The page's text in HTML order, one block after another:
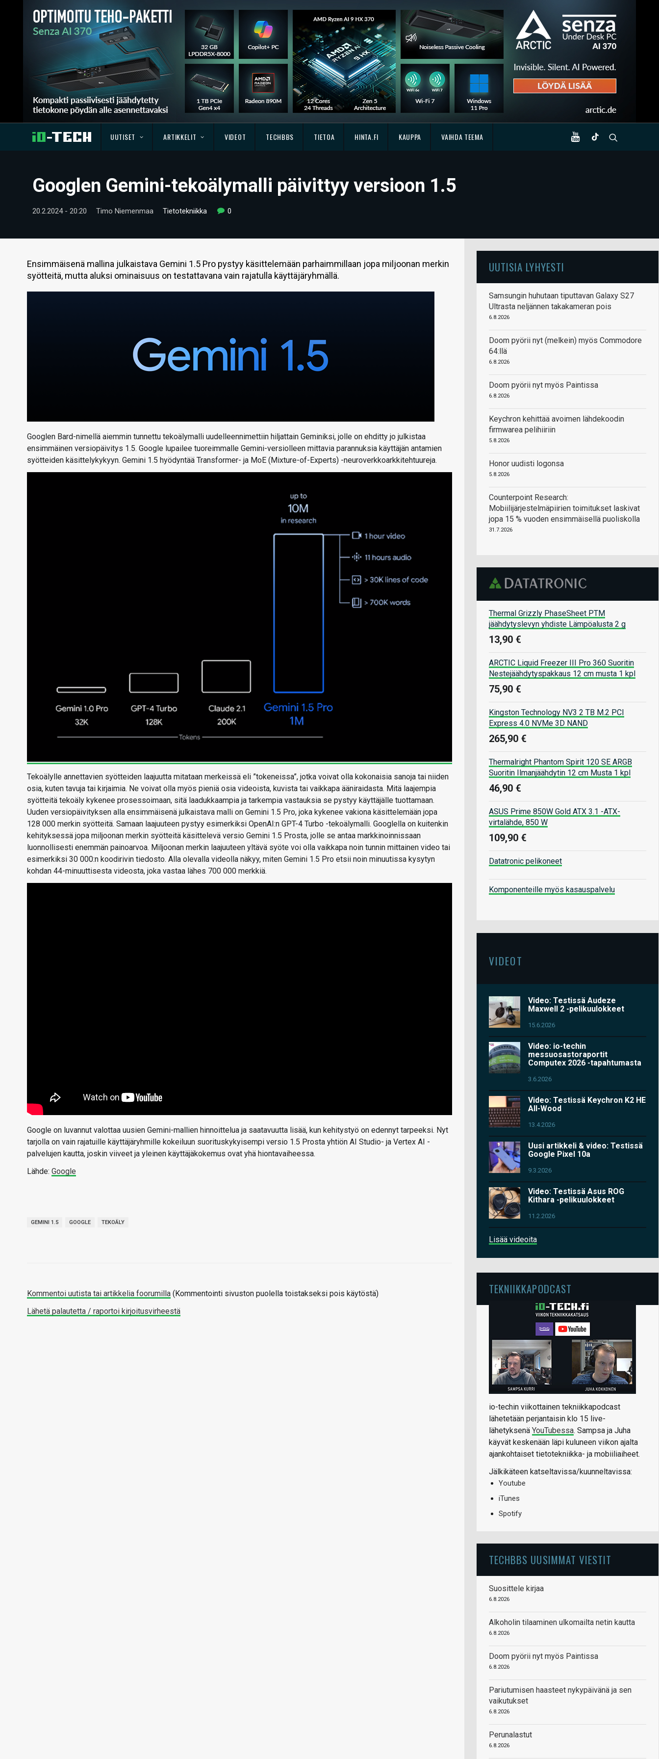
UUTISET ARTIKKELIT VIDEOT TECHBBS TIETOA HINTA.FI KAUPPA VAIHDA TEEMA
Googlen Gemini-tekoälymalli päivittyy versioon 1.5
20.2.2024 - 20:20 Timo Niemenmaa Tietotekniikka 0
Ensimmäisenä mallina julkaistava Gemini 1.5 Pro pystyy käsittelemään parhaimmillaan jopa miljoonan merkin
syötteitä, mutta aluksi ominaisuus on testattavana vain rajatulla käyttäjäryhmällä.
Googlen Bard-nimellä aiemmin tunnettu tekoälymalli uudelleennimettiin hiljattain Geminiksi, jolle on ehditty jo julkistaa
ensimmäinen versiopäivitys 1.5. Google lupailee tuoreimmalle Gemini-versiolleen mittavia parannuksia käyttäjän antamien
syötteiden käsittelykykyyn. Gemini 1.5 hyödyntää Transformer- ja MoE (Mixture-of-Experts) -neuroverkkoarkkitehtuureja.
Tekoälylle annettavien syötteiden laajuutta mitataan merkeissä eli ”tokeneissa”, jotka voivat olla kokonaisia sanoja tai niiden
osia, kuten tavuja tai kirjaimia. Ne voivat olla myös pieniä osia videoista, kuvista tai vaikkapa ääniraidasta. Mitä laajempia
syötteitä tekoäly kykenee prosessoimaan, sitä laadukkaampia ja tarkempia vastauksia se pystyy käyttäjälle tuottamaan.
Uuden versiopäivityksen alla ensimmäisenä julkaistava malli on Gemini 1.5 Pro, joka kykenee vakiona käsittelemään jopa
128 000 merkin syötteitä. Samaan laajuuteen pystyy esimerkiksi OpenAI:n GPT-4 Turbo -tekoälymalli. Googlella on kuitenkin
kehityksessä jopa miljoonan merkin syötteitä käsittelevä versio Gemini 1.5 Prosta, jolle se antaa markkinoinnissaan
luonnollisesti enemmän painoarvoa. Miljoonan merkin laajuuteen yltävä syöte voi olla vaikkapa noin tunnin mittainen video tai
esimerkiksi 30 000:n koodirivin tiedosto. Alla olevalla videolla näkyy, miten Gemini 1.5 Pro etsii noin minuutissa kysytyn
kohdan 44-minuuttisesta videosta, joka vastaa lähes 700 000 merkkiä.
Google on luvannut valottaa uusien Gemini-mallien hinnoittelua ja saatavuutta lisää, kun kehitystyö on edennyt tarpeeksi. Nyt
tarjolla on vain rajatuille käyttäjäryhmille kokeiluun suorituskykyisempi versio 1.5 Prosta yhtiön AI Studio- ja Vertex AI -
palvelujen kautta, joskin viiveet ja yleinen käyttäjäkokemus ovat yhä hiontavaiheessa.
Lähde: Google
GEMINI 1.5 GOOGLE TEKOÄLY
Kommentoi uutista tai artikkelia foorumilla (Kommentointi sivuston puolella toistakseksi pois käytöstä)
Lähetä palautetta / raportoi kirjoitusvirheestä
UUTISIA LYHYESTI
Samsungin huhutaan tiputtavan Galaxy S27
Ultrasta neljännen takakameran pois
6.8.2026
Doom pyörii nyt (melkein) myös Commodore
64:llä
6.8.2026
Doom pyörii nyt myös Paintissa
6.8.2026
Keychron kehittää avoimen lähdekoodin
firmwarea pelihiiriin
5.8.2026
Honor uudisti logonsa
5.8.2026
Counterpoint Research:
Mobiilijärjestelmäpiirien toimitukset laskivat
jopa 15 % vuoden ensimmäisellä puoliskolla
31.7.2026
Thermal Grizzly PhaseSheet PTM
jäähdytyslevyn yhdiste Lämpöalusta 2 g
13,90 €
ARCTIC Liquid Freezer III Pro 360 Suoritin
Nestejäähdytyspakkaus 12 cm musta 1 kpl
75,90 €
Kingston Technology NV3 2 TB M.2 PCI
Express 4.0 NVMe 3D NAND
265,90 €
Thermalright Phantom Spirit 120 SE ARGB
Suoritin Ilmanjäähdytin 12 cm Musta 1 kpl
46,90 €
ASUS Prime 850W Gold ATX 3.1 -ATX-
virtalähde, 850 W
109,90 €
Datatronic pelikoneet
Komponenteille myös kasauspalvelu
VIDEOT
Video: Testissä Audeze
Maxwell 2 -pelikuulokkeet
15.6.2026
Video: io-techin
messuosastoraportit
Computex 2026 -tapahtumasta
3.6.2026
Video: Testissä Keychron K2 HE
All-Wood
13.4.2026
Uusi artikkeli & video: Testissä
Google Pixel 10a
9.3.2026
Video: Testissä Asus ROG
Kithara -pelikuulokkeet
11.2.2026
Lisää videoita
TEKNIIKKAPODCAST
io-techin viikottainen tekniikkapodcast
lähetetään perjantaisin klo 15 live-
lähetyksenä YouTubessa. Sampsa ja Juha
käyvät keskenään läpi kuluneen viikon ajalta
ajankohtaiset tietotekniikka- ja mobiiliaiheet.
Jälkikäteen katseltavissa/kuunneltavissa:
Youtube
iTunes
Spotify
TECHBBS UUSIMMAT VIESTIT
Suosittele kirjaa
6.8.2026
Alkoholin tilaaminen ulkomailta netin kautta
6.8.2026
Doom pyörii nyt myös Paintissa
6.8.2026
Pariutumisen haasteet nykypäivänä ja sen
vaikutukset
6.8.2026
Perunalastut
6.8.2026